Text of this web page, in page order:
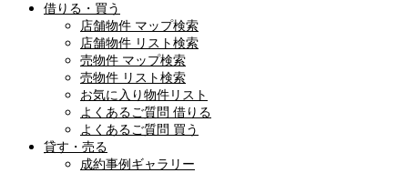
借りる・買う
店舗物件 マップ検索
店舗物件 リスト検索
売物件 マップ検索
売物件 リスト検索
お気に入り物件リスト
よくあるご質問 借りる
よくあるご質問 買う
貸す・売る
成約事例ギャラリー